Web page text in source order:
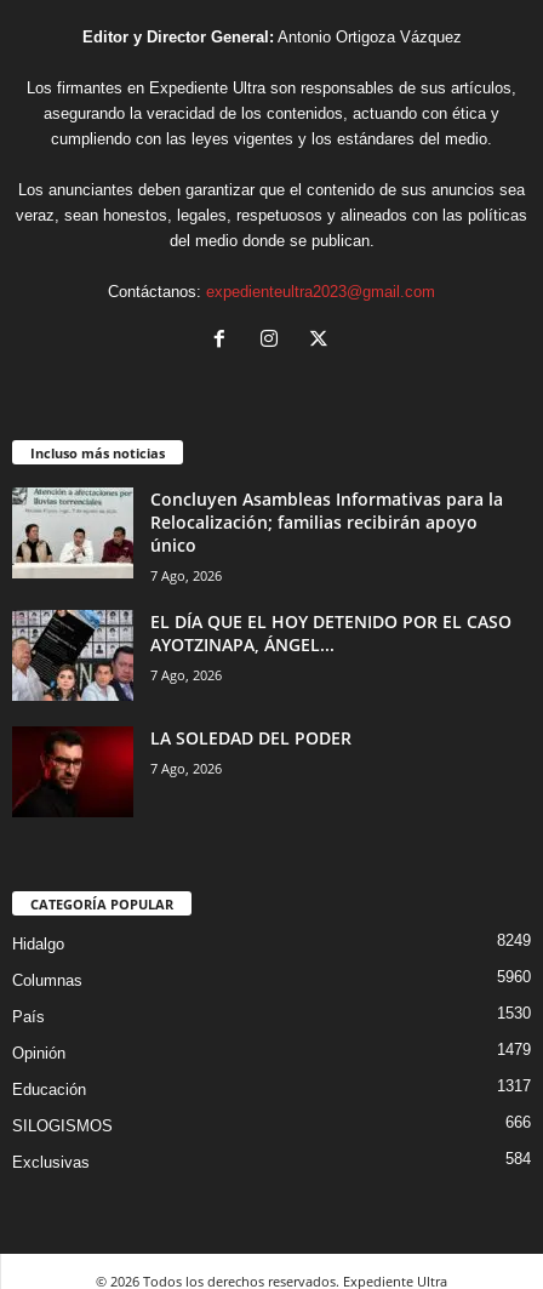
Editor y Director General: Antonio Ortigoza Vázquez
Los firmantes en Expediente Ultra son responsables de sus artículos,
asegurando la veracidad de los contenidos, actuando con ética y
cumpliendo con las leyes vigentes y los estándares del medio.
Los anunciantes deben garantizar que el contenido de sus anuncios sea
veraz, sean honestos, legales, respetuosos y alineados con las políticas
del medio donde se publican.
Contáctanos: expedienteultra2023@gmail.com
Incluso más noticias
Concluyen Asambleas Informativas para la
Relocalización; familias recibirán apoyo
único
7 Ago, 2026
EL DÍA QUE EL HOY DETENIDO POR EL CASO
AYOTZINAPA, ÁNGEL...
7 Ago, 2026
LA SOLEDAD DEL PODER
7 Ago, 2026
CATEGORÍA POPULAR
Hidalgo 8249
Columnas 5960
País 1530
Opinión 1479
Educación 1317
SILOGISMOS 666
Exclusivas 584
© 2026 Todos los derechos reservados. Expediente Ultra